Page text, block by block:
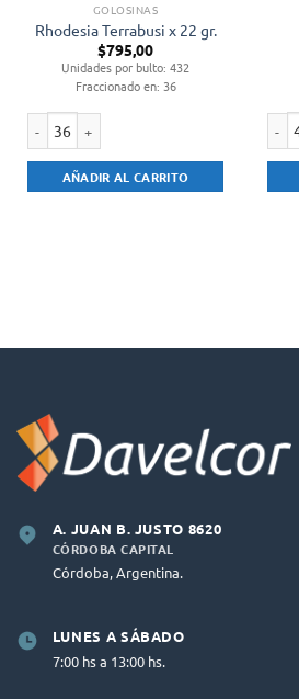
GOLOSINAS
Rhodesia Terrabusi x 22 gr.
$795,00
Unidades por bulto: 432
Fraccionado en: 36
AÑADIR AL CARRITO
A. JUAN B. JUSTO 8620
CÓRDOBA CAPITAL
Córdoba, Argentina.
LUNES A SÁBADO
7:00 hs a 13:00 hs.